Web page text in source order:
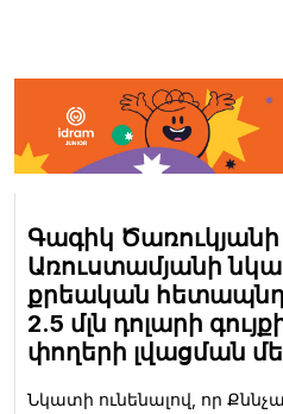
Գագիկ
Առուստամյանի
քրեական
2.5 մլն դոլարի
փողերի լվացման
Նկատի ունենալով, որ